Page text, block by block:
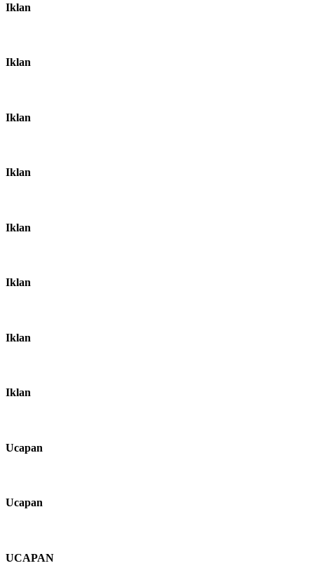
Iklan
Iklan
Iklan
Iklan
Iklan
Iklan
Iklan
Iklan
Ucapan
Ucapan
UCAPAN